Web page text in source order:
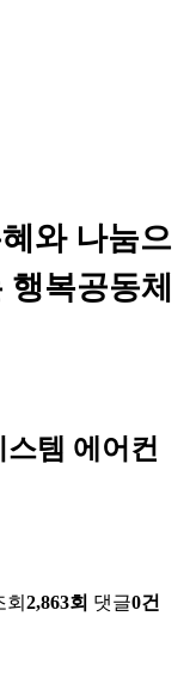
와 나눔으
복공동체
템 에어컨
회 2,863회 댓글0건